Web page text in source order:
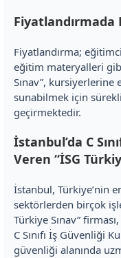
Fiyatlandırma;
eğitim materyalleri
Sınav”,
sunabilmek için
geçirmektedir.
İstanbul’da C
Veren “İSG
İstanbul, Türkiye’nin
sektörlerden birçok
Türkiye Sınav”
C Sınıfı İş Güvenliği
güvenliği alanında